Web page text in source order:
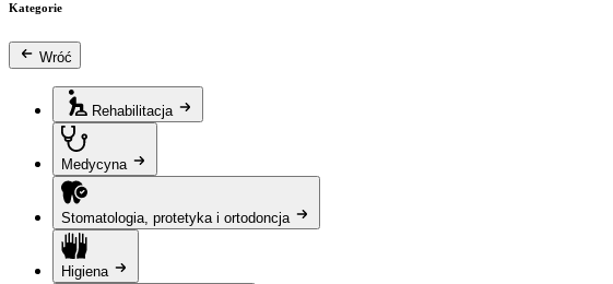
Kategorie
Wróć
Rehabilitacja
Medycyna
Stomatologia, protetyka i ortodoncja
Higiena